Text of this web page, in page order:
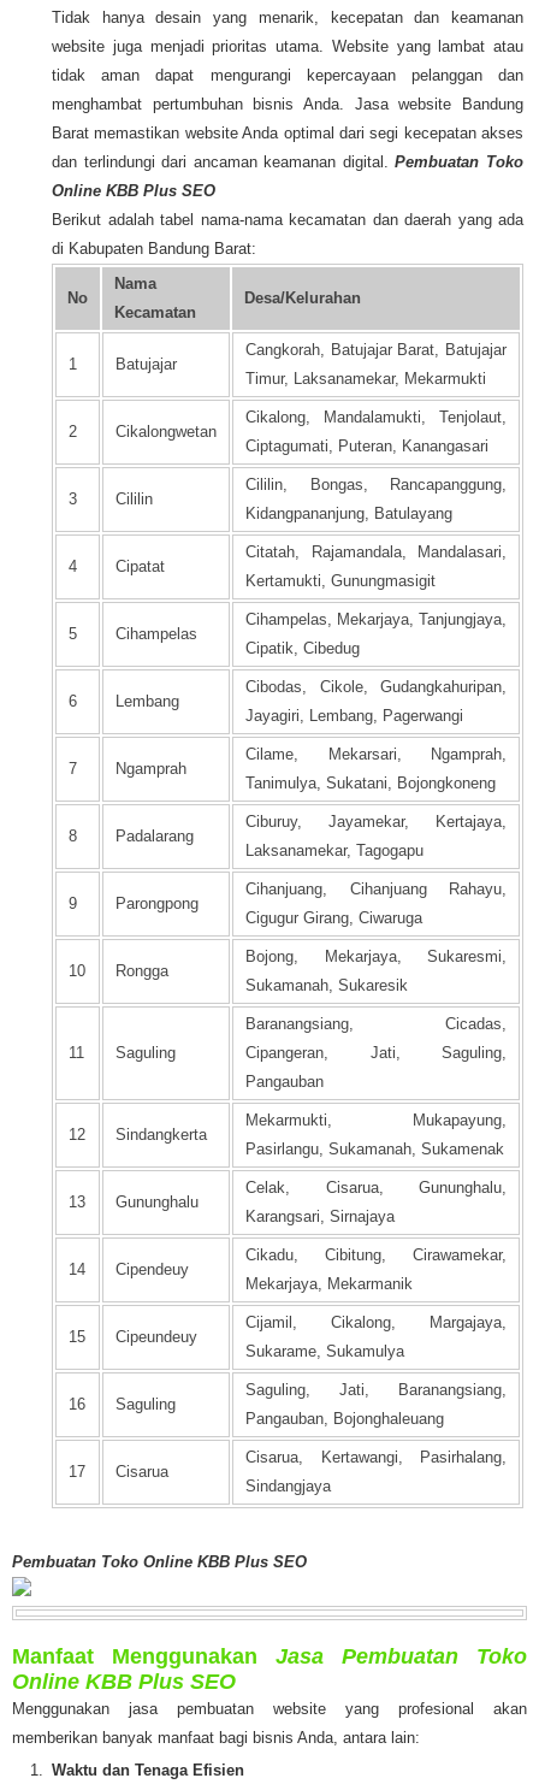
Tidak hanya desain yang menarik, kecepatan dan keamanan
website juga menjadi prioritas utama. Website yang lambat atau
tidak aman dapat mengurangi kepercayaan pelanggan dan
menghambat pertumbuhan bisnis Anda. Jasa website Bandung
Barat memastikan website Anda optimal dari segi kecepatan akses
dan terlindungi dari ancaman keamanan digital.Pembuatan Toko
Online KBB Plus SEO
Berikut adalah tabel nama-nama kecamatan dan daerah yang ada
di Kabupaten Bandung Barat:
No
Nama
Kecamatan
Desa/Kelurahan
1 Batujajar
Cangkorah, Batujajar Barat, Batujajar
Timur, Laksanamekar, Mekarmukti
2 Cikalongwetan
Cikalong, Mandalamukti, Tenjolaut,
Ciptagumati, Puteran, Kanangasari
3 Cililin
Cililin, Bongas, Rancapanggung,
Kidangpananjung, Batulayang
4 Cipatat
Citatah, Rajamandala, Mandalasari,
Kertamukti, Gunungmasigit
5 Cihampelas
Cihampelas, Mekarjaya, Tanjungjaya,
Cipatik, Cibedug
6 Lembang
Cibodas, Cikole, Gudangkahuripan,
Jayagiri, Lembang, Pagerwangi
7 Ngamprah
Cilame, Mekarsari, Ngamprah,
Tanimulya, Sukatani, Bojongkoneng
8 Padalarang
Ciburuy, Jayamekar, Kertajaya,
Laksanamekar, Tagogapu
9 Parongpong
Cihanjuang, Cihanjuang Rahayu,
Cigugur Girang, Ciwaruga
10 Rongga
Bojong, Mekarjaya, Sukaresmi,
Sukamanah, Sukaresik
11 Saguling
Baranangsiang, Cicadas,
Cipangeran, Jati, Saguling,
Pangauban
12 Sindangkerta
Mekarmukti, Mukapayung,
Pasirlangu, Sukamanah, Sukamenak
13 Gununghalu
Celak, Cisarua, Gununghalu,
Karangsari, Sirnajaya
14 Cipendeuy
Cikadu, Cibitung, Cirawamekar,
Mekarjaya, Mekarmanik
15 Cipeundeuy
Cijamil, Cikalong, Margajaya,
Sukarame, Sukamulya
16 Saguling
Saguling, Jati, Baranangsiang,
Pangauban, Bojonghaleuang
17 Cisarua
Cisarua, Kertawangi, Pasirhalang,
Sindangjaya
Pembuatan Toko Online KBB Plus SEO
Manfaat Menggunakan Jasa Pembuatan Toko
Online KBB Plus SEO
Menggunakan jasa pembuatan website yang profesional akan
memberikan banyak manfaat bagi bisnis Anda, antara lain:
Waktu dan Tenaga Efisien